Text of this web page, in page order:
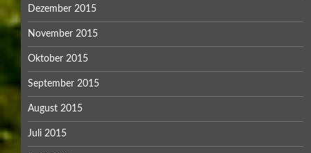
Dezember 2015
November 2015
Oktober 2015
September 2015
August 2015
Juli 2015